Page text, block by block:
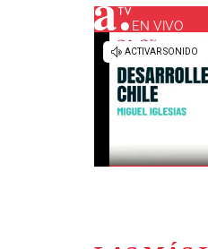
Universidad de
Sustentabilidad
EN VIVO